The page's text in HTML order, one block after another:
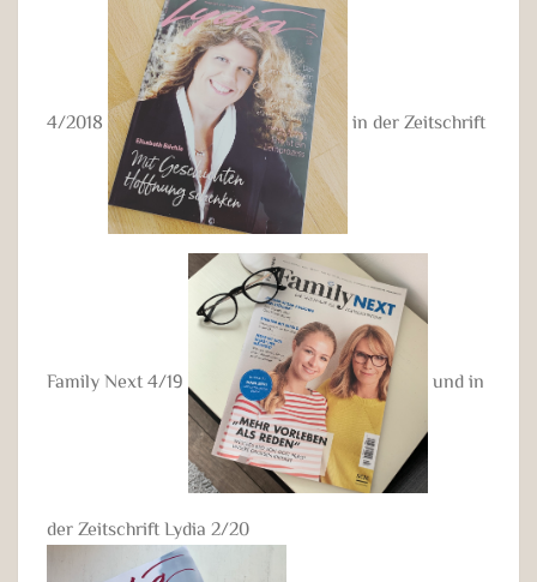
4/2018 in der Zeitschrift
Family Next 4/19 und in
der Zeitschrift Lydia 2/20